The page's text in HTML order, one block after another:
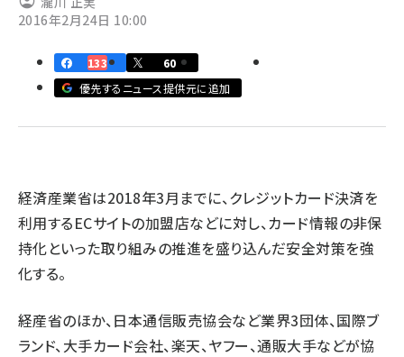
ecbeing (1210)
base (1081)
2016年2月24日 10:00
133
60
優先するニュース提供元に追加
経済産業省は2018年3月までに、クレジットカード決済を
利用するECサイトの加盟店などに対し、カード情報の非保
持化といった取り組みの推進を盛り込んだ安全対策を強
化する。
経産省のほか、日本通信販売協会など業界3団体、国際ブ
ランド、大手カード会社、楽天、ヤフー、通販大手などが協